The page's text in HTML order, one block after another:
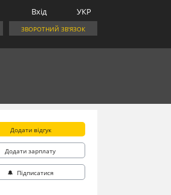
УКР
Вхід
ЗВОРОТНИЙ ЗВ'ЯЗОК
Додати відгук
Додати зарплату
🔔 Підписатися